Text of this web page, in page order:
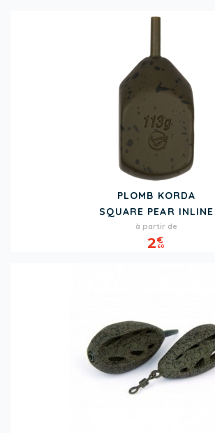
PLOMB KORDA
SQUARE PEAR INLINE
Prix
à partir de
2€
60